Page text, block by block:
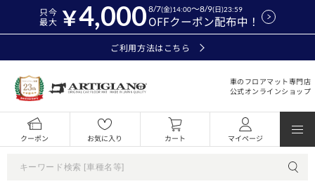
只今
最大
4,000OFFクーポン配布中！
8/7(金)14:00～8/9(日)23:59
ご利用方法はこちら
車のフロアマット専門店
公式オンラインショップ
クーポン お気に入り カート マイページ